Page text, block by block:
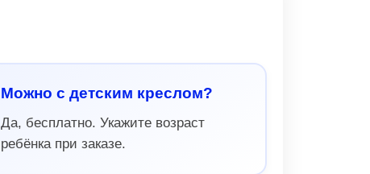
Можно с детским креслом?
Да, бесплатно. Укажите возраст
ребёнка при заказе.